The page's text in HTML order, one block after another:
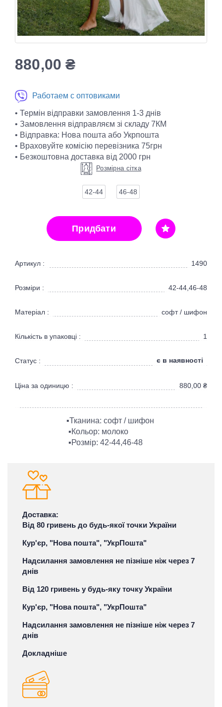
880,00₴
Работаем с оптовиками
• Термін відправки замовлення 1-3 днів
• Замовлення відправляєм зі складу 7КМ
• Відправка: Нова пошта або Укрпошта
• Враховуйте комісію перевізника 75грн
• Безкоштовна доставка від 2000 грн
Розмірна сітка
42-44 46-48
Придбати
Артикул : 1490
Розміри : 42-44,46-48
Матеріал : софт / шифон
Кількість в упаковці : 1
Статус : є в наявності
Ціна за одиницю : 880,00 ₴
▪Тканина: софт / шифон
▪Кольор: молоко
▪Розмір: 42-44,46-48
Доставка:
Від 80 гривень до будь-якої точки України
Кур'єр, "Нова пошта", "УкрПошта"
Надсилання замовлення не пізніше ніж через 7
днів
Від 120 гривень у будь-яку точку України
Кур'єр, "Нова пошта", "УкрПошта"
Надсилання замовлення не пізніше ніж через 7
днів
Докладніше